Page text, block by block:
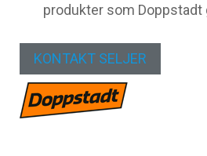
produkter som Doppstadt
KONTAKT SELJER